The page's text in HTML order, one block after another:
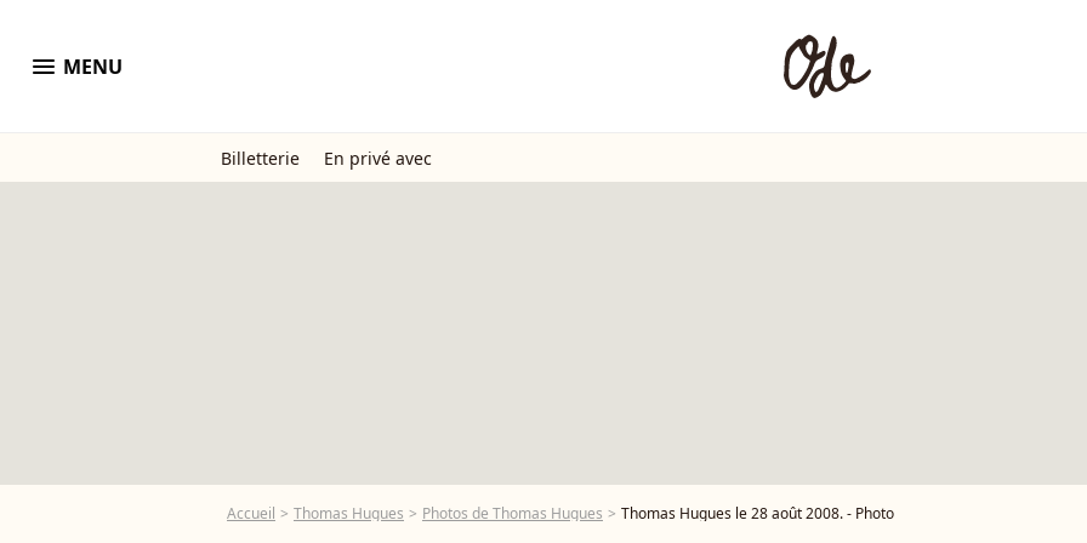
menu MENU
Billetterie En privé avec
Accueil Thomas Hugues Photos de Thomas Hugues Thomas Hugues le 28 août 2008. - Photo